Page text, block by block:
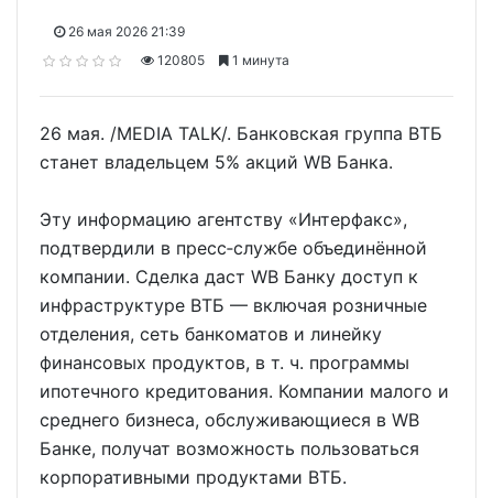
26 мая 2026 21:39
120805
1 минута
26 мая. /MEDIA TALK/. Банковская группа ВТБ
станет владельцем 5% акций WB Банка.
Эту информацию агентству «Интерфакс»,
подтвердили в пресс‑службе объединённой
компании. Сделка даст WB Банку доступ к
инфраструктуре ВТБ — включая розничные
отделения, сеть банкоматов и линейку
финансовых продуктов, в т. ч. программы
ипотечного кредитования. Компании малого и
среднего бизнеса, обслуживающиеся в WB
Банке, получат возможность пользоваться
корпоративными продуктами ВТБ.